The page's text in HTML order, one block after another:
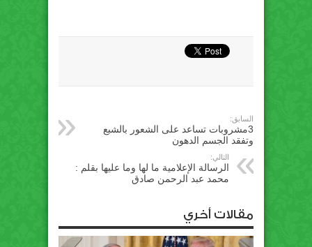
السابق:
3مشروبات تساعد على الشعور بالشبع
وتفقد الجسم الدهون
التالي:
الرسالة الإعلامية ما لها وما عليها بقلم :
محمد عبد الرحمن صادق
مقالات أخري